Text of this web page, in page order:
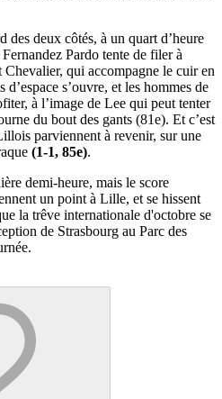
des deux côtés, à un quart d’heure
Pardo tente de filer à
Chevalier, qui accompagne le cuir en
s’ouvre, et les hommes de
à l’image de Lee qui peut tenter
du bout des gants (81e). Et c’est
parviennent à revenir, sur une
(1-1, 85e).
demi-heure, mais le score
un point à Lille, et se hissent
la trêve internationale d'octobre se
de Strasbourg au Parc des